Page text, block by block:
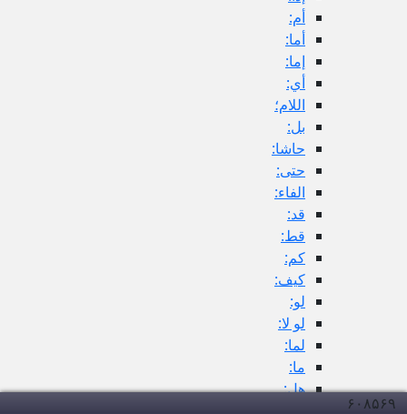
أم:
أما:
إما:
أي:
اللام؛
بل:
حاشا:
حتى:
الفاء:
قد:
قط:
كم:
كيف:
لو:
لو لا:
لما:
ما:
هل:
۶۰۸۵۶۹